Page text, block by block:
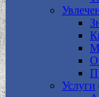
Услуги